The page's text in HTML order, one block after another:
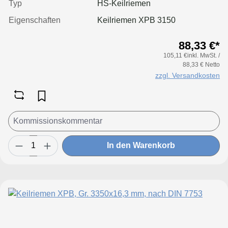
Typ
HS-Keilriemen
Eigenschaften
Keilriemen XPB 3150
88,33 €*
105,11 €inkl. MwSt. /
88,33 € Netto
zzgl. Versandkosten
In den Warenkorb